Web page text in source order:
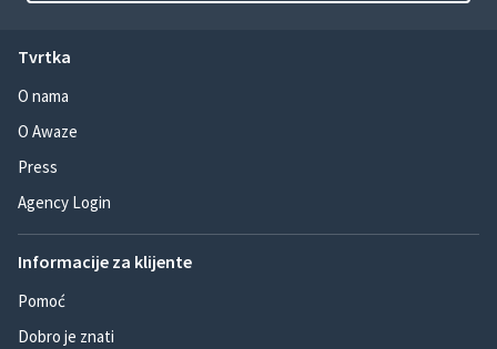
Tvrtka
O nama
O Awaze
Press
Agency Login
Informacije za klijente
Pomoć
Dobro je znati